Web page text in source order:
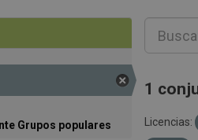
Grupos populares
1
Licencias: